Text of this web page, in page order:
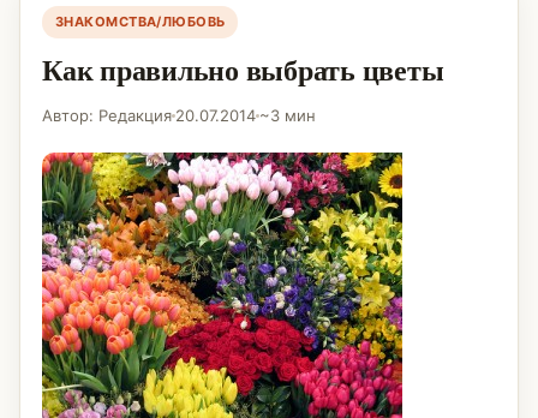
ЗНАКОМСТВА/ЛЮБОВЬ
Как правильно выбрать цветы
Автор: Редакция 20.07.2014 ~3 мин